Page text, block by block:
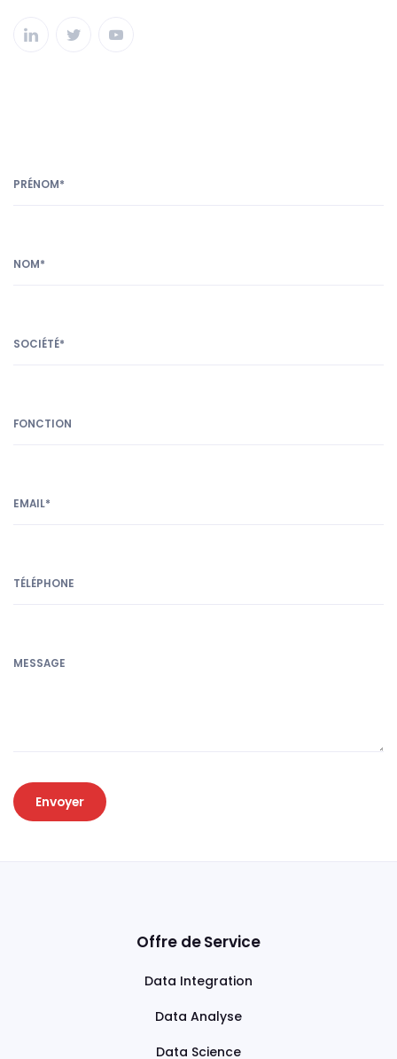
PRÉNOM*
NOM*
SOCIÉTÉ*
FONCTION
EMAIL*
TÉLÉPHONE
MESSAGE
Offre de Service
Data Integration
Data Analyse
Data Science